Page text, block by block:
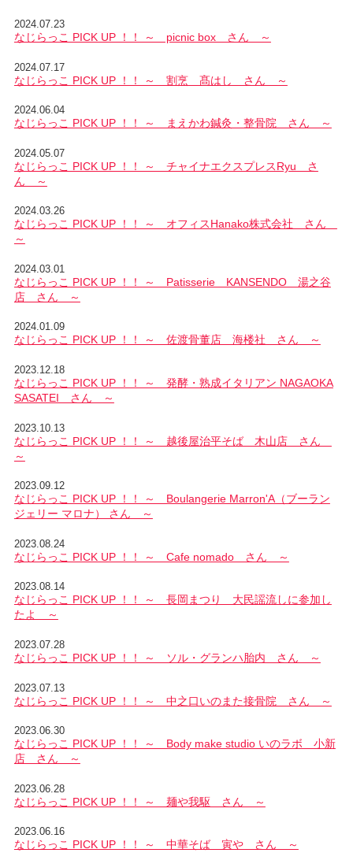
2024.07.23
なじらっこ PICK UP ！！ ～ picnic box さん ～
2024.07.17
なじらっこ PICK UP ！！ ～ 割烹 髙はし さん ～
2024.06.04
なじらっこ PICK UP ！！ ～ まえかわ鍼灸・整骨院 さん ～
2024.05.07
なじらっこ PICK UP ！！ ～ チャイナエクスプレスRyu さ
ん ～
2024.03.26
なじらっこ PICK UP ！！ ～ オフィスHanako株式会社 さん
～
2024.03.01
なじらっこ PICK UP ！！ ～ Patisserie KANSENDO 湯之谷
店 さん ～
2024.01.09
なじらっこ PICK UP ！！ ～ 佐渡骨董店 海楼社 さん ～
2023.12.18
なじらっこ PICK UP ！！ ～ 発酵・熟成イタリアン NAGAOKA
SASATEI さん ～
2023.10.13
なじらっこ PICK UP ！！ ～ 越後屋治平そば 木山店 さん
～
2023.09.12
なじらっこ PICK UP ！！ ～ Boulangerie Marron'A（ブーラン
ジェリー マロナ） さん ～
2023.08.24
なじらっこ PICK UP ！！ ～ Cafe nomado さん ～
2023.08.14
なじらっこ PICK UP ！！ ～ 長岡まつり 大民謡流しに参加し
たよ ～
2023.07.28
なじらっこ PICK UP ！！ ～ ソル・グランハ胎内 さん ～
2023.07.13
なじらっこ PICK UP ！！ ～ 中之口いのまた接骨院 さん ～
2023.06.30
なじらっこ PICK UP ！！ ～ Body make studio いのラボ 小新
店 さん ～
2023.06.28
なじらっこ PICK UP ！！ ～ 麺や我駆 さん ～
2023.06.16
なじらっこ PICK UP ！！ ～ 中華そば 寅や さん ～